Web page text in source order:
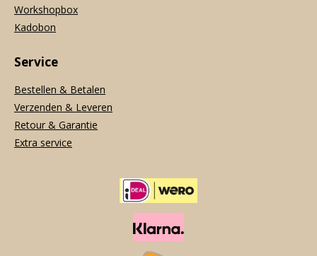
Workshopbox
Kadobon
Service
Bestellen & Betalen
Verzenden & Leveren
Retour & Garantie
Extra service